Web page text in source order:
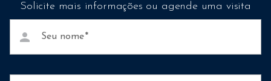
Solicite mais informações ou agende uma visita
Seu nome
person